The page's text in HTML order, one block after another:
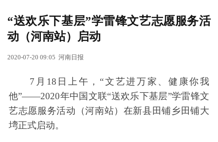
“送欢乐下基层”学雷锋文艺志愿服务活
动（河南站）启动
2020-07-20 09:05 河南日报
7月18日上午，“文艺进万家、健康你我
他”——2020年中国文联“送欢乐下基层”学雷锋文
艺志愿服务活动（河南站）在新县田铺乡田铺大
塆正式启动。